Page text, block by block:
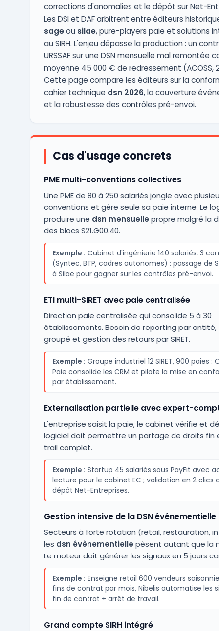
corrections d'anomalies et le dépôt sur Net-
Les DSI et DAF arbitrent entre éditeurs
sageou silae, pure-players paie et solutions
au SIRH. L'enjeu dépasse la production : un
URSSAF sur une DSN mensuelle mal remontée
moyenne 45 000 € de redressement (ACOSS,
Cette page compare les éditeurs sur la
cahier technique dsn 2026, la couverture
et la robustesse des contrôles pré-envoi.
Cas d'usage concrets
PME multi-conventions collectives
Une PME de 80 à 250 salariés jongle avec
conventions et gère seule sa paie interne. Le
produire une dsn mensuelle propre malgré la
des blocs S21.G00.40.
Exemple : Cabinet d'ingénierie 140 salariés, 3
(Syntec, BTP, cadres autonomes) : passage de
à Silae pour gagner sur les contrôles pré-envoi.
ETI multi-SIRET avec paie centralisée
Direction paie centralisée qui consolide 5 à 30
établissements. Besoin de reporting par
groupé et gestion des retours par SIRET.
Exemple : Groupe industriel 12 SIRET, 900 paies :
Paie consolide les CRM et pilote la mise en
par établissement.
Externalisation partielle avec expert-
L'entreprise saisit la paie, le cabinet vérifie et
logiciel doit permettre un partage de droits fin
trail complet.
Exemple : Startup 45 salariés sous PayFit avec
lecture pour le cabinet EC ; validation en 2 clics
dépôt Net-Entreprises.
Gestion intensive de la DSN événementielle
Secteurs à forte rotation (retail, restauration,
les dsn évènementielle pèsent autant que la
Le moteur doit générer les signaux en 5 jours
Exemple : Enseigne retail 600 vendeurs
fins de contrat par mois, Nibelis automatise les
fin de contrat + arrêt de travail.
Grand compte SIRH intégré